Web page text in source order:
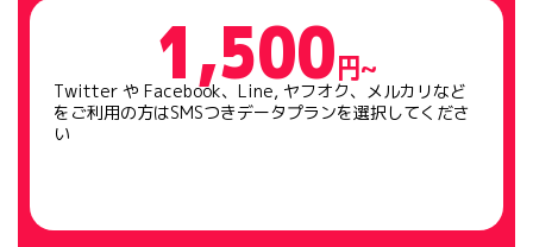
1,500円~
Twitter や Facebook、Line, ヤフオク、メルカリなど
をご利用の方はSMSつきデータプランを選択してくださ
い